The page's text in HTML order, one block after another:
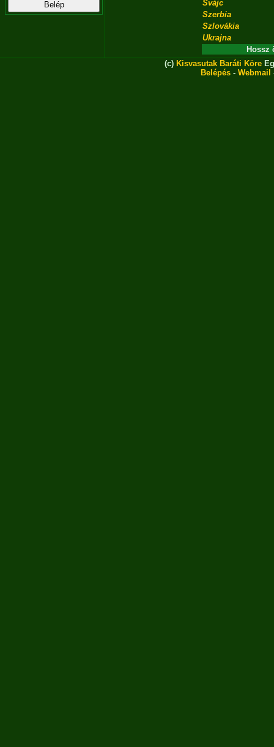
Svájc
Szerbia
Szlovákia
Ukrajna
Hossz
(c) Kisvasutak Baráti Köre
Belépés - Webmail